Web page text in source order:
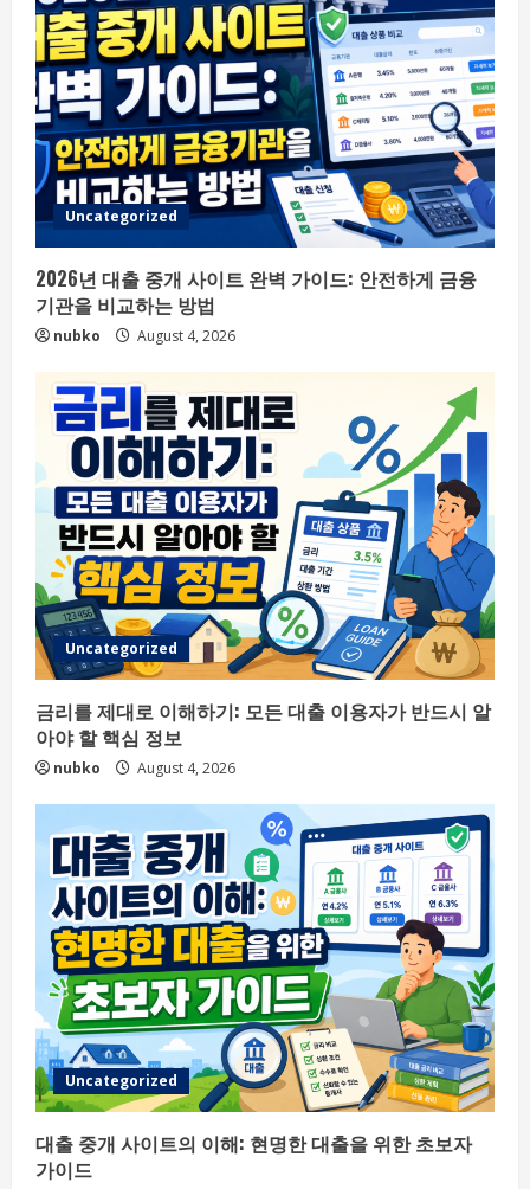
Uncategorized
2026년 대출 중개 사이트 완벽 가이드: 안전하게 금융
기관을 비교하는 방법
nubko August 4, 2026
Uncategorized
금리를 제대로 이해하기: 모든 대출 이용자가 반드시 알
아야 할 핵심 정보
nubko August 4, 2026
Uncategorized
대출 중개 사이트의 이해: 현명한 대출을 위한 초보자
가이드